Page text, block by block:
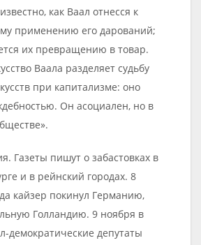
как Ваал отнесся к
применению его дарований;
их превращению в товар.
Ваала разделяет судьбу
при капитализме: оно
Он асоциален, но в
Газеты пишут о забастовках в
и в рейнский городах. 8
кайзер покинул Германию,
Голландию. 9 ноября в
демократические депутаты